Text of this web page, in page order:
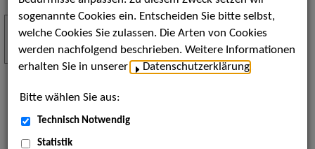
Stuttgart Street Art
Kunst, Live-Acts und Aktionen für Kinder und
Familien. Die Stuttgart Street Art verwandelt den
eine große Open-Air-Bühne voller Akrobatik, Tanz,
Musik und beeindruckender Live-Performances.
Mehr
18
JUL
sogenannte Cookies ein. Entscheiden Sie bitte selbst,
welche Cookies Sie zulassen. Die Arten von Cookies
werden nachfolgend beschrieben. Weitere Informationen
erhalten Sie in unserer
Datenschutzerklärung
Bitte wählen Sie aus:
Technisch Notwendig
Statistik